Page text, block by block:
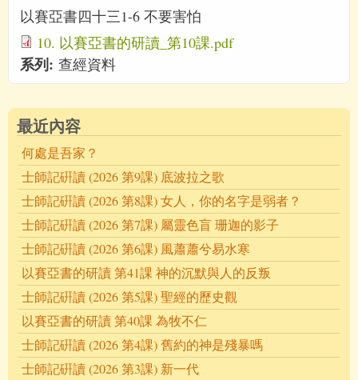
以賽亞書四十三1-6 不要害怕
10. 以賽亞書的研讀_第10課.pdf
系列: 查經資料
最近內容
何處是吾家？
士師記硏讀 (2026 第9課) 底波拉之歌
士師記硏讀 (2026 第8課) 女人，你的名字是弱者？
士師記硏讀 (2026 第7課) 屬靈色盲 珊迦的影子
士師記硏讀 (2026 第6課) 風蕭蕭兮易水寒
以賽亞書的研讀 第41課 神的沉默與人的反叛
士師記硏讀 (2026 第5課) 聖經的歷史觀
以賽亞書的研讀 第40課 為牧不仁
士師記硏讀 (2026 第4課) 舊約的神是殘暴嗎
士師記硏讀 (2026 第3課) 新一代